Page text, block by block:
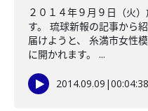
２０１４年９月９日（火
す。 琉球新報の記事から
届けようと、 糸満市女性
に開かれます。 ...
2014.09.09 |00:04:38